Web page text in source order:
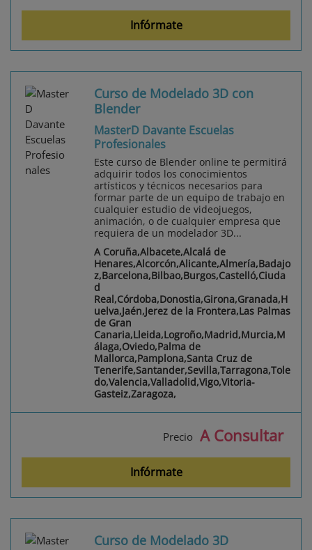
Infórmate
Curso de Modelado 3D con
Blender
MasterD Davante Escuelas
Profesionales
Este curso de Blender online te permitirá
adquirir todos los conocimientos
artísticos y técnicos necesarios para
formar parte de un equipo de trabajo en
cualquier estudio de videojuegos,
animación, o de cualquier empresa que
requiera de un modelador 3D...
A Coruña,Albacete,Alcalá de
Henares,Alcorcón,Alicante,Almería,Badajo
z,Barcelona,Bilbao,Burgos,Castelló,Ciuda
d
Real,Córdoba,Donostia,Girona,Granada,H
uelva,Jaén,Jerez de la Frontera,Las Palmas
de Gran
Canaria,Lleida,Logroño,Madrid,Murcia,M
álaga,Oviedo,Palma de
Mallorca,Pamplona,Santa Cruz de
Tenerife,Santander,Sevilla,Tarragona,Tole
do,Valencia,Valladolid,Vigo,Vitoria-
Gasteiz,Zaragoza,
Precio A Consultar
Infórmate
Curso de Modelado 3D